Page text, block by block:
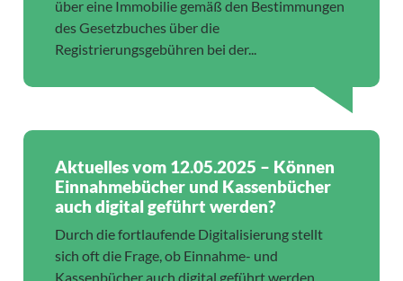
über eine Immobilie gemäß den Bestimmungen
des Gesetzbuches über die
Registrierungsgebühren bei der...
Aktuelles vom 12.05.2025 – Können
Einnahmebücher und Kassenbücher
auch digital geführt werden?
Durch die fortlaufende Digitalisierung stellt
sich oft die Frage, ob Einnahme- und
Kassenbücher auch digital geführt werden